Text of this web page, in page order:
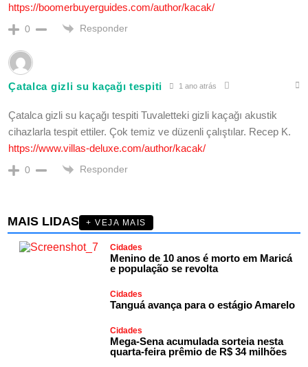
https://boomerbuyerguides.com/author/kacak/
0 Responder
Çatalca gizli su kaçağı tespiti 1 ano atrás
Çatalca gizli su kaçağı tespiti Tuvaletteki gizli kaçağı akustik
cihazlarla tespit ettiler. Çok temiz ve düzenli çalıştılar. Recep K.
https://www.villas-deluxe.com/author/kacak/
0 Responder
MAIS LIDAS + VEJA MAIS
Cidades
Menino de 10 anos é morto em Maricá
e população se revolta
Cidades
Tanguá avança para o estágio Amarelo
Cidades
Mega-Sena acumulada sorteia nesta
quarta-feira prêmio de R$ 34 milhões